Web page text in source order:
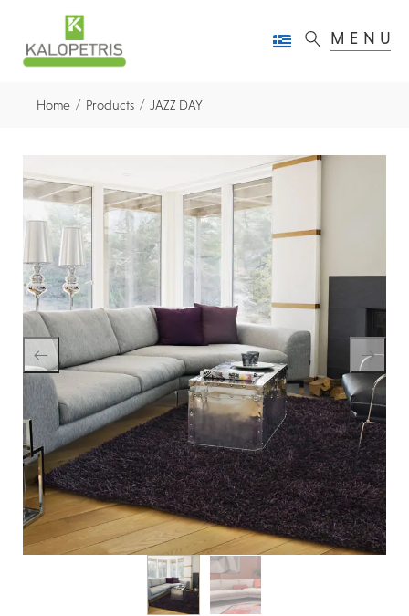
MENU
Home / Products / JAZZ DAY